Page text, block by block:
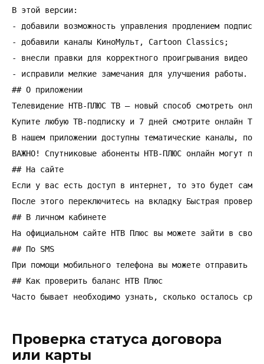
В этой версии:
- добавили возможность управления продлением
- добавили каналы КиноМульт, Cartoon Classics;
- внесли правки для корректного проигрывания видео в
- исправили мелкие замечания для улучшения работы.
## О приложении
Телевидение НТВ-ПЛЮС ТВ — новый способ смотреть
Купите любую ТВ-подписку и 7 дней смотрите онлайн ТВ
В нашем приложении доступны тематические каналы,
ВАЖНО! Спутниковые абоненты НТВ-ПЛЮС онлайн могут
## На сайте
Если у вас есть доступ в интернет, то это будет
После этого переключитесь на вкладку Быстрая
## В личном кабинете
На официальном сайте НТВ Плюс вы можете зайти в
## По SMS
При помощи мобильного телефона вы можете отправить
## Как проверить баланс НТВ Плюс
Часто бывает необходимо узнать, сколько осталось
Проверка статуса договора
или карты